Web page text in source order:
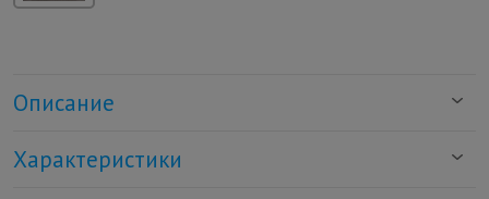
Описание
Характеристики